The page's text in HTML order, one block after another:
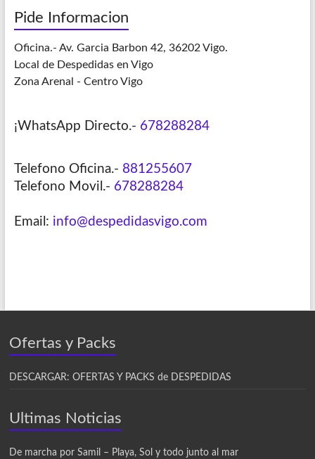
Pide Informacion
Oficina.- Av. Garcia Barbon 42, 36202 Vigo.
Local de Despedidas en Vigo
Zona Arenal - Centro Vigo
¡WhatsApp Directo.- 678288284
Telefono Oficina.- 881255607
Telefono Movil.- 678288284
Email: info@despedidasvigo.com
Ofertas y Packs
DESCARGAR: OFERTAS Y PACKS de DESPEDIDAS
Ultimas Noticias
De marcha por Samil – Playa, Sol y todo junto al mar